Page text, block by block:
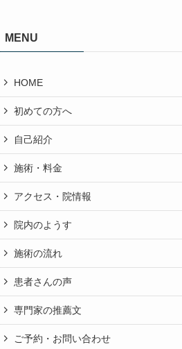
MENU
HOME
初めての方へ
自己紹介
施術・料金
アクセス・院情報
院内のようす
施術の流れ
患者さんの声
専門家の推薦文
ご予約・お問い合わせ